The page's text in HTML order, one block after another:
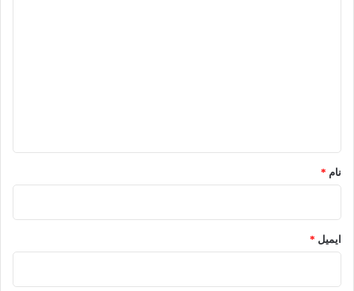
نام *
ایمیل *